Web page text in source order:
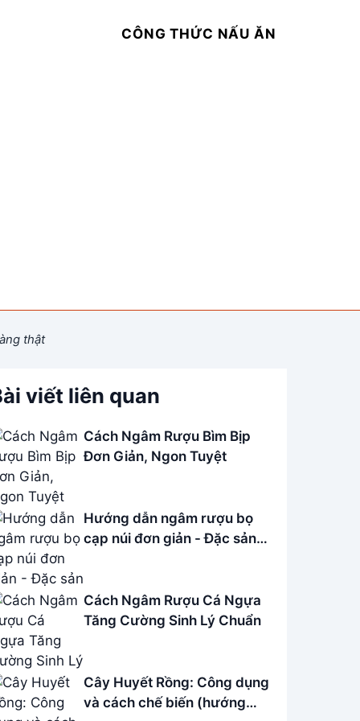
CÔNG THỨC NẤU ĂN
thật
viết liên quan
Cách Ngâm Rượu Bìm Bịp
Đơn Giản, Ngon Tuyệt
Hướng dẫn ngâm rượu bọ
cạp núi đơn giản - Đặc sản
Cách Ngâm Rượu Cá Ngựa
Tăng Cường Sinh Lý Chuẩn
Cây Huyết Rồng: Công dụng
và cách chế biến (hướng